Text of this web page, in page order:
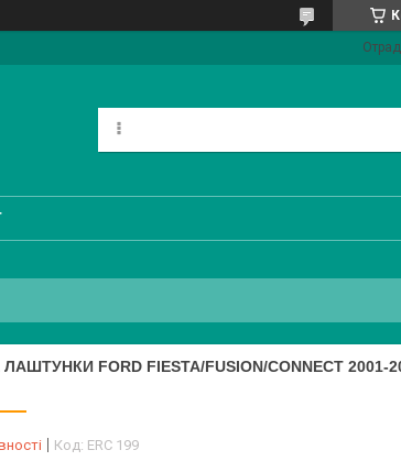
FORD FIESTA/FUSION/CONNECT
Код: ERC 199